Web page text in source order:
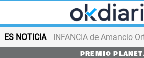
ES NOTICIA INFANCIA de Amancio
PREMIO